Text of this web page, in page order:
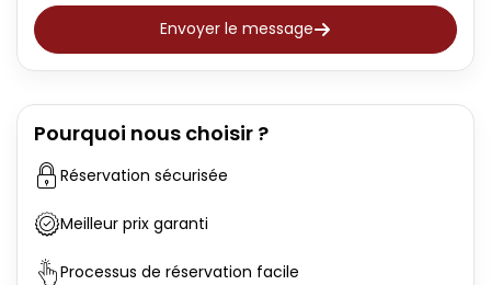
Envoyer le message
Pourquoi nous choisir ?
Réservation sécurisée
Meilleur prix garanti
Processus de réservation facile